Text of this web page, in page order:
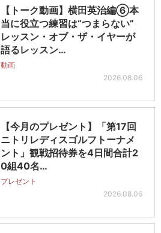
【トーク動画】横田英治編⑥本
当に役立つ練習は“つまらない”
レッスン・オブ・ザ・イヤーが
語るレッスン…
動画
2026.08.06
【今月のプレゼント】「第17回
ニトリレディスゴルフトーナメ
ント」観戦招待券を4日間合計2
0組40名…
プレゼント
2026.08.06